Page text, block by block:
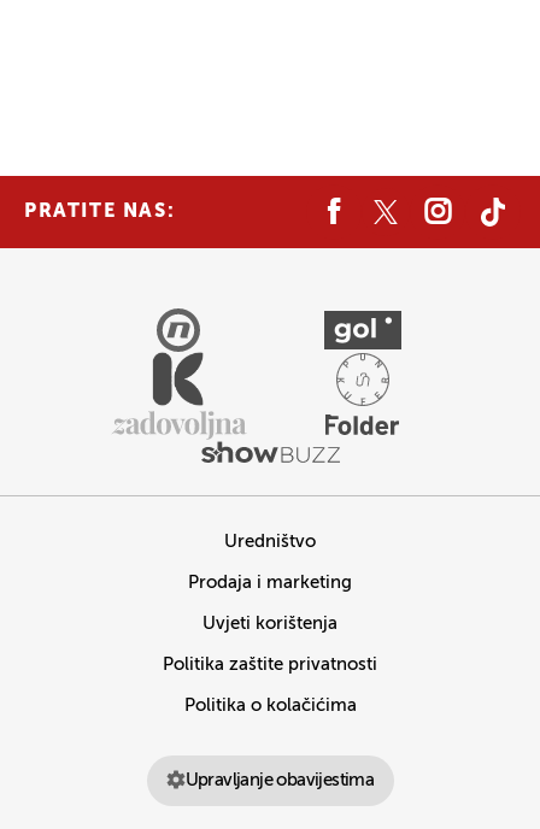
PRATITE NAS:
Uredništvo
Prodaja i marketing
Uvjeti korištenja
Politika zaštite privatnosti
Politika o kolačićima
Upravljanje obavijestima